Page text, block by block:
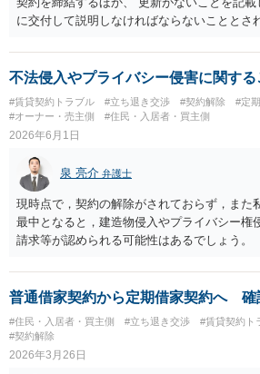
しており定期借家への変更に合意していな
（誰が所有者で誰が実際に住む予定か等）を
ほしいこと、③自分たちの居住継続の必要性
基本方針としたうえで、仮に一定時期の退去
退料・引越費用・原状回復費用負担などの条
成することが重要です。 契約書では、更新条
め・定期借家に関する記載の有無、これまで
（「今回で最後」などの文言）が、借主不利
得るかどうかも含めて検討ポイントになりま
容を十分に確認し、不明点は弁護士に相談す
す。
に交付して説明しなければならないこととさ
切り替えるためには、まず双方の合意の下で
せ、 そのうえで別途書面で定期借家契約を
ずで、 口頭で承諾したというだけでは定期
えないのではないかと考えられます。 また、
との特約事項に同意していたことをもって 当
す。 上記はあくまでも一般論ですので、実際
てもらった上で改めて相談されることをお勧
不法侵入やプライバシー侵害に関する
#賃貸契約トラブル #立ち退き交渉 #契約解除
#定
#オーナー・売主側
#住民・入居者・買主側
2026年6月1日
泉 亮介 弁護士
現時点で，契約の解除がされておらず，また
最中となると，建造物侵入やプライバシー権
請求等が認められる可能性はあるでしょう。
普通借家契約から定期借家契約へ 確
#住民・入居者・買主側 #立ち退き交渉 #賃貸契約ト
#契約解除
2026年3月26日